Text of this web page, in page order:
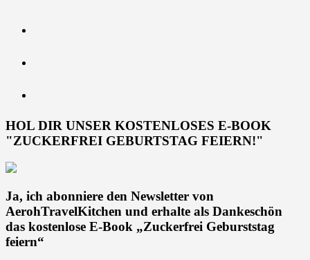
HOL DIR UNSER KOSTENLOSES E-BOOK
"ZUCKERFREI GEBURTSTAG FEIERN!"
Ja, ich abonniere den Newsletter von
AerohTravelKitchen und erhalte als Dankeschön
das kostenlose E-Book „Zuckerfrei Geburststag
feiern“